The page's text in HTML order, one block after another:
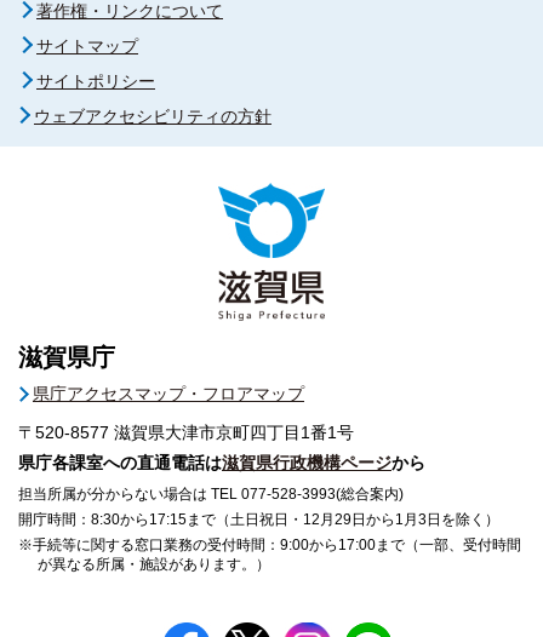
著作権・リンクについて
サイトマップ
サイトポリシー
ウェブアクセシビリティの方針
滋賀県庁
県庁アクセスマップ・フロアマップ
〒520-8577 滋賀県大津市京町四丁目1番1号
県庁各課室への直通電話は滋賀県行政機構ページから
担当所属が分からない場合は TEL 077-528-3993(総合案内)
開庁時間：8:30から17:15まで（土日祝日・12月29日から1月3日を除く）
※手続等に関する窓口業務の受付時間：9:00から17:00まで（一部、受付時間
が異なる所属・施設があります。）